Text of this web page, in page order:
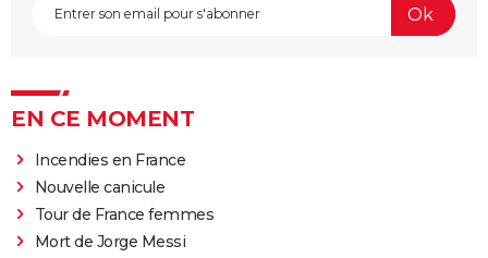
EN CE MOMENT
Incendies en France
Nouvelle canicule
Tour de France femmes
Mort de Jorge Messi